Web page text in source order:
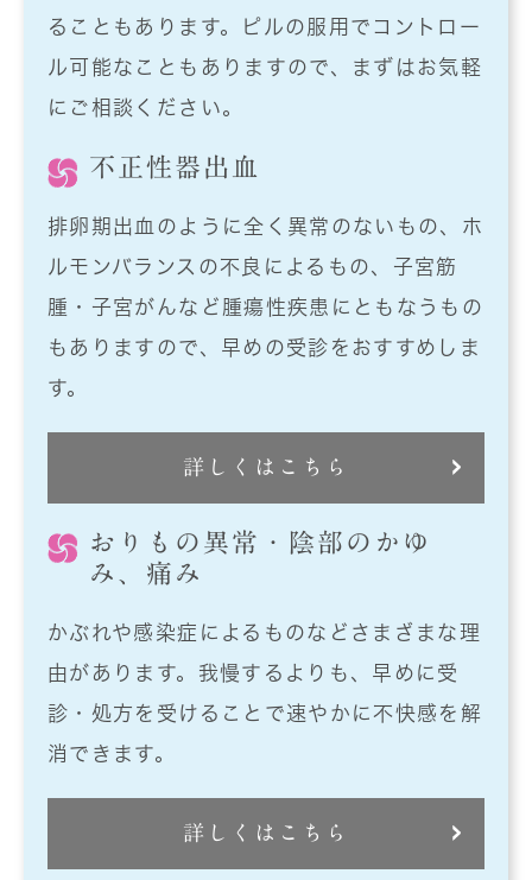
ることもあります。ピルの服用でコントロー
ル可能なこともありますので、まずはお気軽
にご相談ください。
不正性器出血
排卵期出血のように全く異常のないもの、ホ
ルモンバランスの不良によるもの、子宮筋
腫・子宮がんなど腫瘍性疾患にともなうもの
もありますので、早めの受診をおすすめしま
す。
詳しくはこちら
おりもの異常・陰部のかゆ
み、痛み
かぶれや感染症によるものなどさまざまな理
由があります。我慢するよりも、早めに受
診・処方を受けることで速やかに不快感を解
消できます。
詳しくはこちら